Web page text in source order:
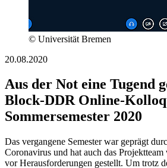
© Universität Bremen
20.08.2020
Aus der Not eine Tugend
Block-DDR Online-
Sommersemester 2020
Das vergangene Semester war geprägt
Coronavirus und hat auch das
vor Herausforderungen gestellt. Um trotz